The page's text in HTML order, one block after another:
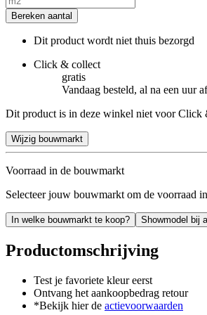
Bereken aantal
Dit product wordt niet thuis bezorgd
Click & collect
gratis
Vandaag besteld, al na een uur
Dit product is in deze winkel niet voor Click
Wijzig bouwmarkt
Voorraad in de bouwmarkt
Selecteer jouw bouwmarkt om de voorraad
In welke bouwmarkt te koop? Showmodel bij
Productomschrijving
Test je favoriete kleur eerst
Ontvang het aankoopbedrag retour
*Bekijk hier de actievoorwaarden